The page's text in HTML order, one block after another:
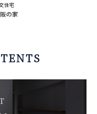
住宅
の家